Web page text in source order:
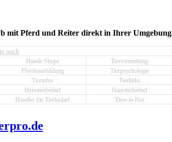
mit Pferd und Reiter direkt in Ihrer Umgebung
auch
Hunde Shops Tiervermittlung
Pferdeausbildung Tierpsychologie
Tierinfos Tierlinks
Heimtierbedarf Haustierbedarf
Händler für Tierbedarf Tiere in Not